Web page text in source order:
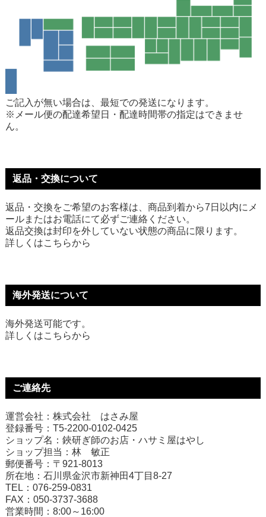
ご記入が無い場合は、最短での発送になります。
※メール便の配達希望日・配達時間帯の指定はできませ
ん。
返品・交換について
返品・交換をご希望のお客様は、商品到着から7日以内にメ
ールまたはお電話にて必ずご連絡ください。
返品交換は封印を外していない状態の商品に限ります。
詳しくはこちらから
海外発送について
海外発送可能です。
詳しくはこちらから
ご連絡先
運営会社：株式会社 はさみ屋
登録番号：T5-2200-0102-0425
ショップ名：鋏研ぎ師のお店・ハサミ屋はやし
ショップ担当：林 敏正
郵便番号：〒921-8013
所在地：石川県金沢市新神田4丁目8-27
TEL：076-259-0831
FAX：050-3737-3688
営業時間：8:00～16:00